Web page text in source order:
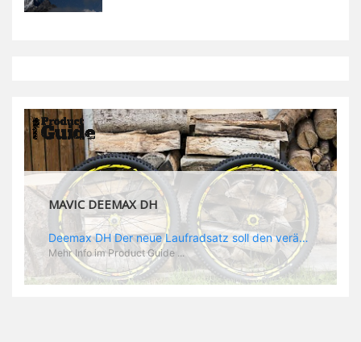
MAVIC DEEMAX DH
Deemax DH Der neue Laufradsatz soll den veränderten Ansprüchen im Downhill Einsatz gerecht werden: die Geschwindigkeiten werden immer höher, die Kräfte, die aufs Material wirken ebenfalls. Damit steigen natürlich auch die Ansprüche der Fahrer ans Material. Das einzige, was eventuell niedriger wird, ist der Reifendruck. Somit ergibt sich der Anforderungskatalog an das Deemax-Update. Hier ist das Ergebnis: - der Laufradsatz bekam eine neue Felge mit 28 mm Innenbreite. Laut Scott Sharples ist das der beste Kompromiss aus Stabilität, Gewicht und Steifigkeit, vor allem aber passt diese Breite am besten zu den Reifen, die aktuell auf dem Markt sind und im Renneinsatz gefahren werden. Es gehe auch breite und schmaler, 28 mm hätten sich aber im Test als Optimum herausgestellt. - mit einem 4D-Fertigungsprozess wurde die Materialverteilung optimiert: Stabilität dort, wo sie erforderlich ist, Gewichtsersparnis da, wo es Sinn macht. Somit gibt Mavic eine GGewichtsersparnis von 15 % an, ohne an Stabilität einzubüßen - neue, ultraleichte „double butted“ Speichen und ein super effizienter Freilauf - Mavics bewährtes UST System für perfekte Kompatibilität mit Tubeless Reifen - Gewicht (Laufradset): 1944 g)
Mehr Info im Product Guide ...